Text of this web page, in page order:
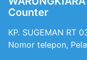
Counter
KP. SUGEMAN RT
Nomor telepon,